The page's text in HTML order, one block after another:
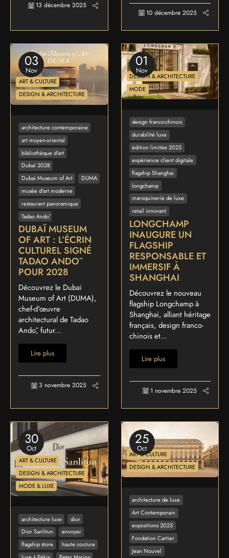
13 décembre 2025
10 décembre 2025
03
Nov
ART & CULTURE
DESIGN & ARCHITECTURE
architecture contemporaine
art moyen-oriental
bibliothèque d'art
Dubaï 2028
Dubai Museum of Art
DUMA
musée d'art moderne
restaurant panoramique
Tadao Andō
DUBAÏ MUSEUM
OF ART : L’ÉCRIN
CULTUREL SIGNÉ
TADAO ANDŌ
POUR 2028
Découvrez le Dubai
Museum of Art (DUMA),
chef-d'œuvre
architectural de Tadao
Andō, futur...
Lire plus
3 novembre 2025
01
Nov
DESIGN & ARCHITECTURE
MODE
design franco-chinois
durabilité luxe
édition limitée 2025
expérience client digitale
flagship Shanghai
longchamp
maroquinerie de luxe
retail innovant
LONGCHAMP
INAUGURE UN
FLAGSHIP
RESPONSABLE ET
IMMERSIF À
SHANGHAI
Découvrez le nouveau
flagship Longchamp à
Shanghai, alliant héritage
français, design franco-
chinois et...
Lire plus
1 novembre 2025
30
Oct
ART & CULTURE
DESIGN & ARCHITECTURE
MODE & LUXE
architecture luxe
dior
Dior Sanlitun
envoyer
flagship store
haute couture
25
Oct
ART & CULTURE
DESIGN & ARCHITECTURE
architecture de luxe
Art Contemporain
expositions 2025
Fondation Cartier
Jean Nouvel